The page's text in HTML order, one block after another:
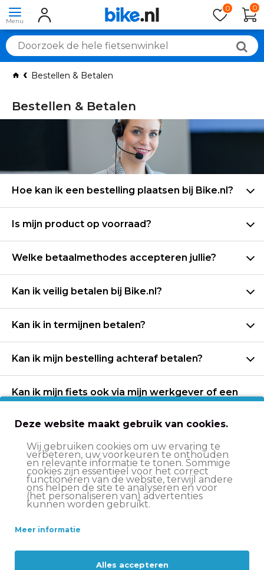
0 0
Bestellen & Betalen
Bestellen & Betalen
Hoe kan ik een bestelling plaatsen bij Bike.nl?
Is mijn product op voorraad?
Welke betaalmethodes accepteren jullie?
Kan ik veilig betalen bij Bike.nl?
Kan ik in termijnen betalen?
Kan ik mijn bestelling achteraf betalen?
Kan ik mijn fiets ook via mijn werkgever of een
Ik wil een fiets aanschaffen via mijn
bewindvoering, wat moet ik doen?
Ik heb een bestelling geplaatst. Kan ik deze
nog wijzigen?
Deze website maakt gebruik van cookies.
Wij gebruiken cookies om uw ervaring te
verbeteren, uw voorkeuren te onthouden
en relevante informatie te tonen. Sommige
cookies zijn essentieel voor het correct
functioneren van de website, terwijl andere
ons helpen de site te analyseren en voor
(het personaliseren van) advertenties
kunnen worden gebruikt.
Meer informatie
Alles accepteren